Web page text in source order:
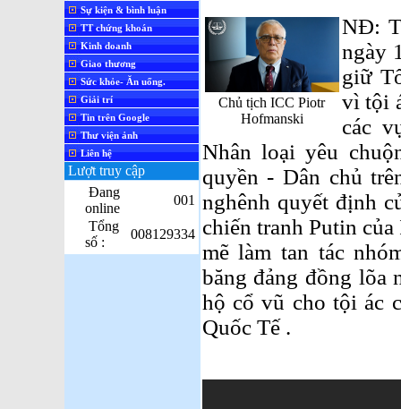
Sự kiện & bình luận
TT chứng khoán
Kinh doanh
Giao thương
Sức khỏe- Ăn uống.
Giải trí
Tin trên Google
Thư viện ảnh
Liên hệ
Lượt truy cập
Đang
online
001
Tổng
số :
008129334
Chủ tịch ICC Piotr
Hofmanski
NĐ:
ngày
giữ
vì tội
các
Nhân loại yêu
quyền - Dân chủ
nghênh quyết định
chiến tranh Putin
mẽ làm tan tác
băng đảng đồng lõa
hộ cổ vũ cho tội ác
Quốc Tế .